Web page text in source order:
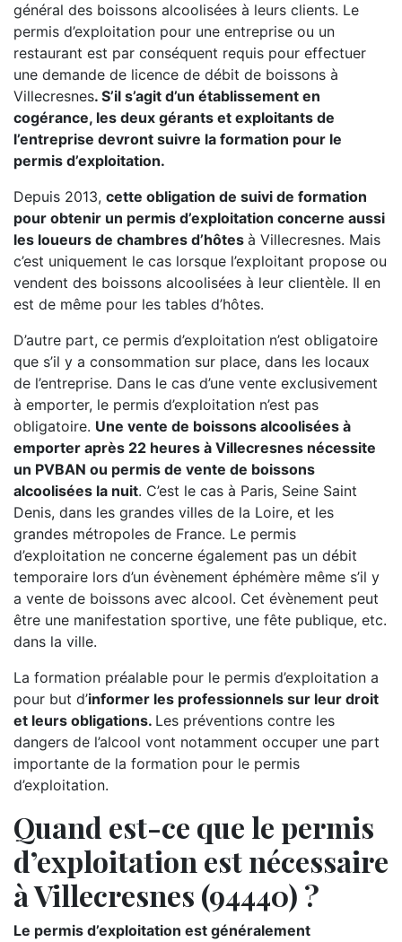
général des boissons alcoolisées à leurs clients. Le
permis d’exploitation pour une entreprise ou un
restaurant est par conséquent requis pour effectuer
une demande de licence de débit de boissons à
Villecresnes. S’il s’agit d’un établissement en
cogérance, les deux gérants et exploitants de
l’entreprise devront suivre la formation pour le
permis d’exploitation.
Depuis 2013, cette obligation de suivi de formation
pour obtenir un permis d’exploitation concerne aussi
les loueurs de chambres d’hôtes à Villecresnes. Mais
c’est uniquement le cas lorsque l’exploitant propose ou
vendent des boissons alcoolisées à leur clientèle. Il en
est de même pour les tables d’hôtes.
D’autre part, ce permis d’exploitation n’est obligatoire
que s’il y a consommation sur place, dans les locaux
de l’entreprise. Dans le cas d’une vente exclusivement
à emporter, le permis d’exploitation n’est pas
obligatoire. Une vente de boissons alcoolisées à
emporter après 22 heures à Villecresnes nécessite
un PVBAN ou permis de vente de boissons
alcoolisées la nuit. C’est le cas à Paris, Seine Saint
Denis, dans les grandes villes de la Loire, et les
grandes métropoles de France. Le permis
d’exploitation ne concerne également pas un débit
temporaire lors d’un évènement éphémère même s’il y
a vente de boissons avec alcool. Cet évènement peut
être une manifestation sportive, une fête publique, etc.
dans la ville.
La formation préalable pour le permis d’exploitation a
pour but d’informer les professionnels sur leur droit
et leurs obligations. Les préventions contre les
dangers de l’alcool vont notamment occuper une part
importante de la formation pour le permis
d’exploitation.
Quand est-ce que le permis
d’exploitation est nécessaire
à Villecresnes (94440) ?
Le permis d’exploitation est généralement